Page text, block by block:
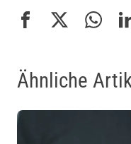
Ähnliche